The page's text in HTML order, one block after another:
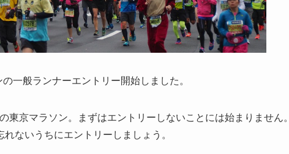
一般ランナーエントリー開始しました。
東京マラソン。まずはエントリーしないことには始まりません。
ないうちにエントリーしましょう。